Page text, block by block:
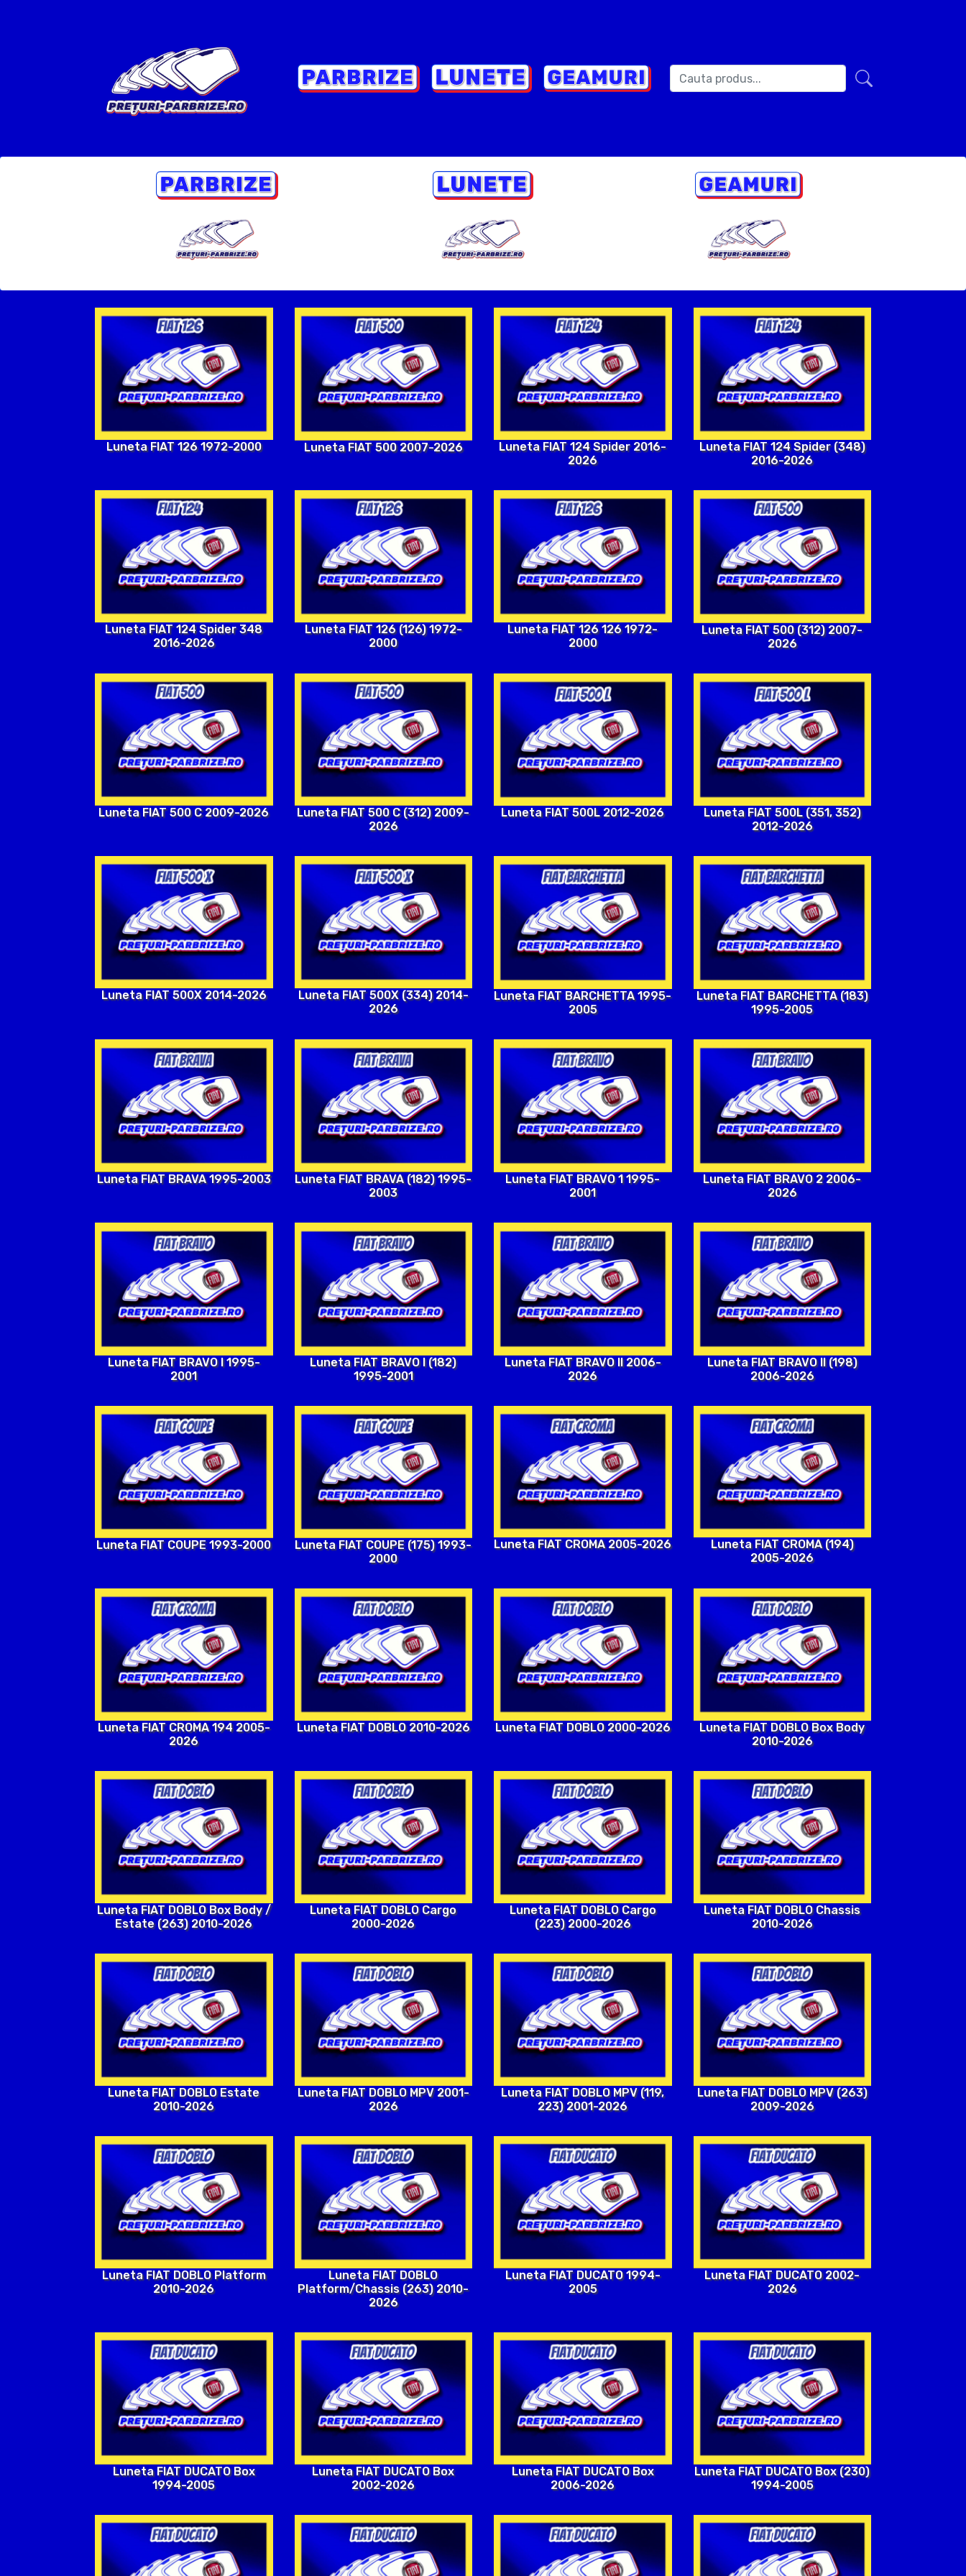
Luneta FIAT 126 1972-2000 Luneta FIAT 500 2007-2026
Luneta FIAT 124 Spider 2016-
2026
Luneta FIAT 124 Spider (348)
2016-2026
Luneta FIAT 124 Spider 348
2016-2026
Luneta FIAT 126 (126) 1972-
2000
Luneta FIAT 126 126 1972-
2000
Luneta FIAT 500 (312) 2007-
2026
Luneta FIAT 500 C 2009-2026
Luneta FIAT 500 C (312) 2009-
2026
Luneta FIAT 500L 2012-2026
Luneta FIAT 500L (351, 352)
2012-2026
Luneta FIAT 500X 2014-2026
Luneta FIAT 500X (334) 2014-
2026
Luneta FIAT BARCHETTA 1995-
2005
Luneta FIAT BARCHETTA (183)
1995-2005
Luneta FIAT BRAVA 1995-2003
Luneta FIAT BRAVA (182) 1995-
2003
Luneta FIAT BRAVO 1 1995-
2001
Luneta FIAT BRAVO 2 2006-
2026
Luneta FIAT BRAVO I 1995-
2001
Luneta FIAT BRAVO I (182)
1995-2001
Luneta FIAT BRAVO II 2006-
2026
Luneta FIAT BRAVO II (198)
2006-2026
Luneta FIAT COUPE 1993-2000
Luneta FIAT COUPE (175) 1993-
2000
Luneta FIAT CROMA 2005-2026
Luneta FIAT CROMA (194)
2005-2026
Luneta FIAT CROMA 194 2005-
2026
Luneta FIAT DOBLO 2010-2026 Luneta FIAT DOBLO 2000-2026
Luneta FIAT DOBLO Box Body
2010-2026
Luneta FIAT DOBLO Box Body /
Estate (263) 2010-2026
Luneta FIAT DOBLO Cargo
2000-2026
Luneta FIAT DOBLO Cargo
(223) 2000-2026
Luneta FIAT DOBLO Chassis
2010-2026
Luneta FIAT DOBLO Estate
2010-2026
Luneta FIAT DOBLO MPV 2001-
2026
Luneta FIAT DOBLO MPV (119,
223) 2001-2026
Luneta FIAT DOBLO MPV (263)
2009-2026
Luneta FIAT DOBLO Platform
2010-2026
Luneta FIAT DOBLO
Platform/Chassis (263) 2010-
2026
Luneta FIAT DUCATO 1994-
2005
Luneta FIAT DUCATO 2002-
2026
Luneta FIAT DUCATO Box
1994-2005
Luneta FIAT DUCATO Box
2002-2026
Luneta FIAT DUCATO Box
2006-2026
Luneta FIAT DUCATO Box (230)
1994-2005